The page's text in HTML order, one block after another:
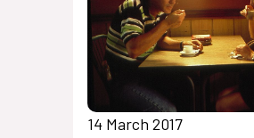
14 March 2017